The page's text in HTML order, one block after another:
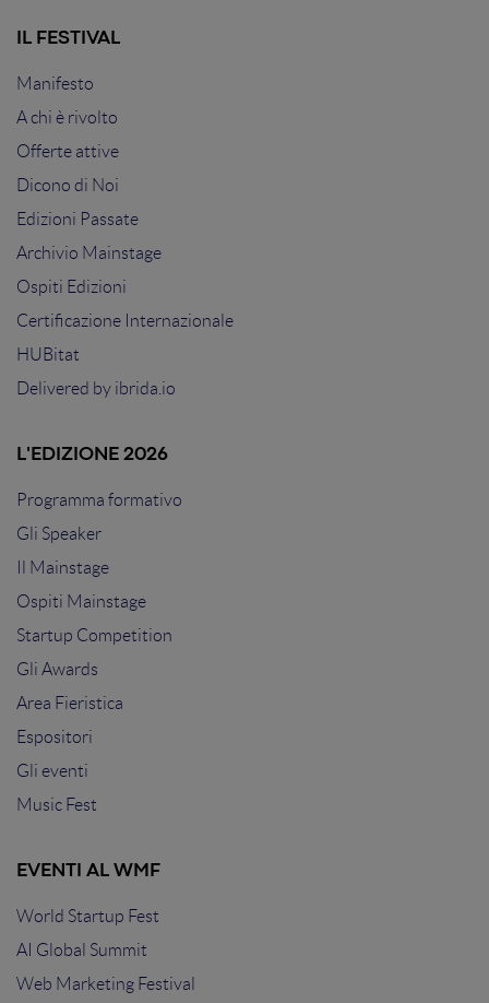
IL FESTIVAL
Manifesto
A chi è rivolto
Offerte attive
Dicono di Noi
Edizioni Passate
Archivio Mainstage
Ospiti Edizioni
Certificazione Internazionale
HUBitat
Delivered by ibrida.io
L'EDIZIONE 2026
Programma formativo
Gli Speaker
Il Mainstage
Ospiti Mainstage
Startup Competition
Gli Awards
Area Fieristica
Espositori
Gli eventi
Music Fest
EVENTI AL WMF
World Startup Fest
AI Global Summit
Web Marketing Festival